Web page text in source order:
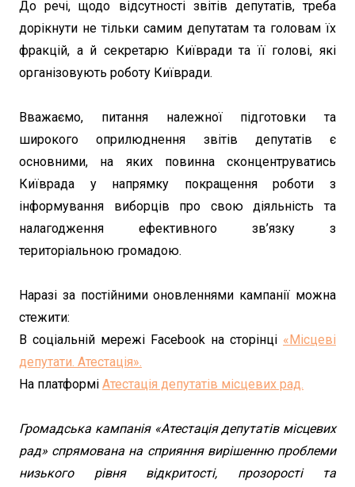
До речі, щодо відсутності звітів депутатів, треба
дорікнути не тільки самим депутатам та головам їх
фракцій, а й секретарю Київради та її голові, які
організовують роботу Київради.
Вважаємо, питання належної підготовки та
широкого оприлюднення звітів депутатів є
основними, на яких повинна сконцентруватись
Київрада у напрямку покращення роботи з
інформування виборців про свою діяльність та
налагодження ефективного зв’язку з
територіальною громадою.
Наразі за постійними оновленнями кампанії можна
стежити:
В соціальній мережі Facebook на сторінці «Місцеві
депутати. Атестація».
На платформі Атестація депутатів місцевих рад.
Громадська кампанія «Атестація депутатів місцевих
рад» спрямована на сприяння вирішенню проблеми
низького рівня відкритості, прозорості та